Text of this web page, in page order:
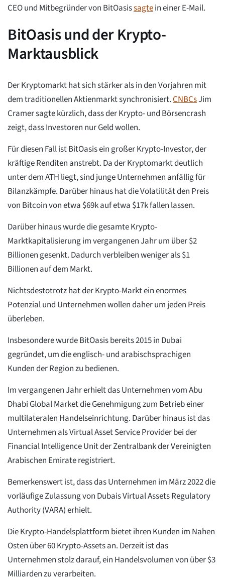
CEO und Mitbegründer von BitOasissagtein einer E-Mail.
BitOasis und der Krypto-
Marktausblick
Der Kryptomarkt hat sich stärker als in den Vorjahren mit
dem traditionellen Aktienmarkt synchronisiert.CNBCsJim
Cramer sagte kürzlich, dass der Krypto- und Börsencrash
zeigt, dass Investoren nur Geld wollen.
Für diesen Fall ist BitOasis ein großer Krypto-Investor, der
kräftige Renditen anstrebt. Da der Kryptomarkt deutlich
unter dem ATH liegt, sind junge Unternehmen anfällig für
Bilanzkämpfe. Darüber hinaus hat die Volatilität den Preis
von Bitcoin von etwa $69k auf etwa $17k fallen lassen.
Darüber hinaus wurde die gesamte Krypto-
Marktkapitalisierung im vergangenen Jahr um über $2
Billionen gesenkt. Dadurch verbleiben weniger als $1
Billionen auf dem Markt.
Nichtsdestotrotz hat der Krypto-Markt ein enormes
Potenzial und Unternehmen wollen daher um jeden Preis
überleben.
Insbesondere wurde BitOasis bereits 2015 in Dubai
gegründet, um die englisch- und arabischsprachigen
Kunden der Region zu bedienen.
Im vergangenen Jahr erhielt das Unternehmen vom Abu
Dhabi Global Market die Genehmigung zum Betrieb einer
multilateralen Handelseinrichtung. Darüber hinaus ist das
Unternehmen als Virtual Asset Service Provider bei der
Financial Intelligence Unit der Zentralbank der Vereinigten
Arabischen Emirate registriert.
Bemerkenswert ist, dass das Unternehmen im März 2022 die
vorläufige Zulassung von Dubais Virtual Assets Regulatory
Authority (VARA) erhielt.
Die Krypto-Handelsplattform bietet ihren Kunden im Nahen
Osten über 60 Krypto-Assets an. Derzeit ist das
Unternehmen stolz darauf, ein Handelsvolumen von über $3
Milliarden zu verarbeiten.